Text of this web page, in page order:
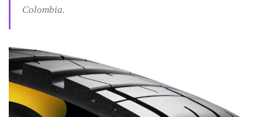
Colombia.